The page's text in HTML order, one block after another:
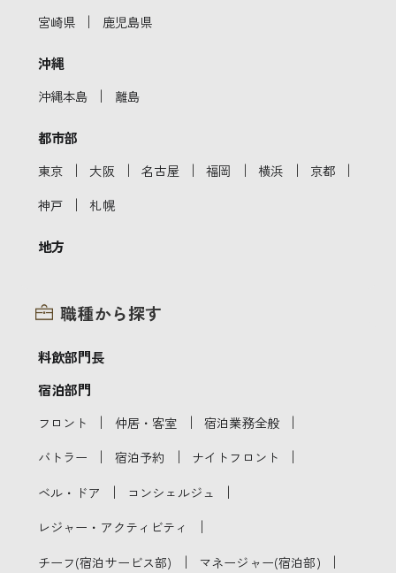
宮崎県 ｜ 鹿児島県
沖縄
沖縄本島 ｜ 離島
都市部
東京 ｜ 大阪 ｜ 名古屋 ｜ 福岡 ｜ 横浜 ｜ 京都 ｜
神戸 ｜ 札幌
地方
職種から探す
料飲部門長
宿泊部門
フロント ｜ 仲居・客室 ｜ 宿泊業務全般 ｜
バトラー ｜ 宿泊予約 ｜ ナイトフロント ｜
ベル・ドア ｜ コンシェルジュ ｜
レジャー・アクティビティ ｜
チーフ(宿泊サービス部) ｜ マネージャー(宿泊部) ｜